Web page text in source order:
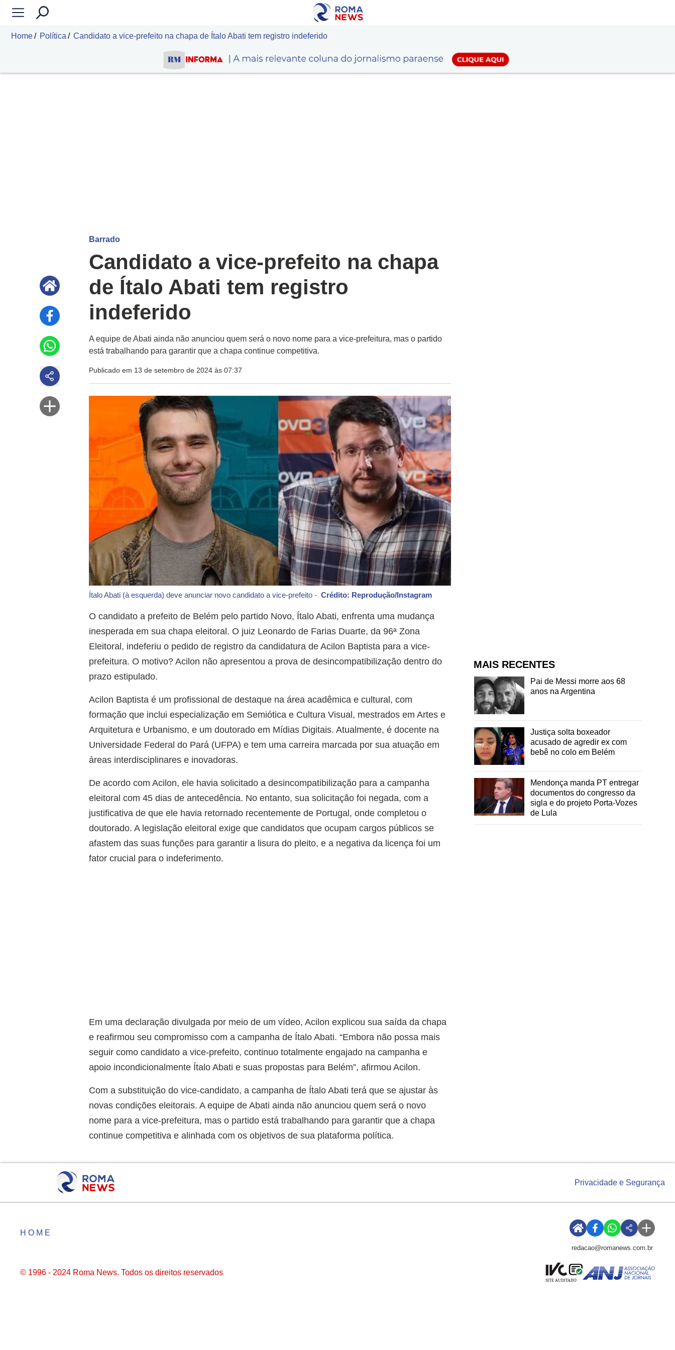
Home Política Candidato a vice-prefeito na chapa de Ítalo Abati tem registro indeferido
Barrado
Candidato a vice-prefeito na chapa
de Ítalo Abati tem registro
indeferido
A equipe de Abati ainda não anunciou quem será o novo nome para a vice-prefeitura, mas o partido
está trabalhando para garantir que a chapa continue competitiva.
Publicado em 13 de setembro de 2024 às 07:37
Ítalo Abati (à esquerda) deve anunciar novo candidato a vice-prefeito -Crédito: Reprodução/Instagram
O candidato a prefeito de Belém pelo partido Novo, Ítalo Abati, enfrenta uma mudança
inesperada em sua chapa eleitoral. O juiz Leonardo de Farias Duarte, da 96ª Zona
Eleitoral, indeferiu o pedido de registro da candidatura de Acilon Baptista para a vice-
prefeitura. O motivo? Acilon não apresentou a prova de desincompatibilização dentro do
prazo estipulado.
Acilon Baptista é um profissional de destaque na área acadêmica e cultural, com
formação que inclui especialização em Semiótica e Cultura Visual, mestrados em Artes e
Arquitetura e Urbanismo, e um doutorado em Mídias Digitais. Atualmente, é docente na
Universidade Federal do Pará (UFPA) e tem uma carreira marcada por sua atuação em
áreas interdisciplinares e inovadoras.
De acordo com Acilon, ele havia solicitado a desincompatibilização para a campanha
eleitoral com 45 dias de antecedência. No entanto, sua solicitação foi negada, com a
justificativa de que ele havia retornado recentemente de Portugal, onde completou o
doutorado. A legislação eleitoral exige que candidatos que ocupam cargos públicos se
afastem das suas funções para garantir a lisura do pleito, e a negativa da licença foi um
fator crucial para o indeferimento.
Em uma declaração divulgada por meio de um vídeo, Acilon explicou sua saída da chapa
e reafirmou seu compromisso com a campanha de Ítalo Abati. “Embora não possa mais
seguir como candidato a vice-prefeito, continuo totalmente engajado na campanha e
apoio incondicionalmente Ítalo Abati e suas propostas para Belém”, afirmou Acilon.
Com a substituição do vice-candidato, a campanha de Ítalo Abati terá que se ajustar às
novas condições eleitorais. A equipe de Abati ainda não anunciou quem será o novo
nome para a vice-prefeitura, mas o partido está trabalhando para garantir que a chapa
continue competitiva e alinhada com os objetivos de sua plataforma política.
MAIS RECENTES
Pai de Messi morre aos 68
anos na Argentina
Justiça solta boxeador
acusado de agredir ex com
bebê no colo em Belém
Mendonça manda PT entregar
documentos do congresso da
sigla e do projeto Porta-Vozes
de Lula
Privacidade e Segurança
HOME
redacao@romanews.com.br
© 1996 - 2024 Roma News. Todos os direitos reservados
SITE AUDITADO